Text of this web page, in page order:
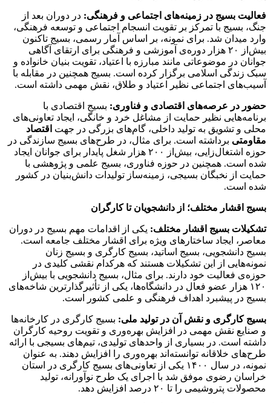
فعالیت بسیج در زمینه‌های اجتماعی و فرهنگی: در دوران بعد از
جنگ، بسیج با تمرکز بر تقویت انسجام اجتماعی و توسعه فرهنگی،
وارد میدان شد. برای نمونه، بر اساس آمار رسمی، بسیج تاکنون
بیش‌از ۲۰ هزار دوره‌ی آموزشی و فرهنگی برای ارتقای آگاهی
جوانان در موضوعاتی مانند مبارزه با اعتیاد، تقویت بنیان خانواده و
سبک زندگی اسلامی برگزار کرده است. بسیج همچنین در مقابله با
آسیب‌های اجتماعی نظیر اعتیاد و طلاق، نقش مهمی داشته است.
حضور در عرصه‌های اقتصادی و فناوری: بسیج اقتصادی با
برنامه‌هایی نظیر حمایت از مشاغل خرد و خانگی، ایجاد تعاونی‌های
محلی و تشویق به تولید داخلی، گام‌های بزرگی در جهت اقتصاد
مقاومتی برداشته است. برای مثال، در طرح‌های بسیج سازندگی در
حوزه اشتغال‌زایی، بیش‌از ۲۰۰ هزار شغل پایدار برای جوانان ایجاد
شده است. همچنین در حوزه فناوری، بسیج علمی و پژوهشی با
حمایت از نخبگان بسیجی، زمینه‌ساز تولیدات دانش‌بنیان در کشور
شده است.
بسیج اقشار مختلف؛ از دانشجویان تا کارگران
تشکیلات بسیج اقشار مختلف: یکی از اقدامات مهم بسیج در دوران
معاصر، ایجاد ساختارهای ویژه برای اقشار مختلف جامعه است.
بسیج دانشجویی، بسیج اساتید، بسیج کارگری و بسیج زنان
نمونه‌هایی از این تشکیلات هستند که هرکدام نقشی کلیدی در
حوزه‌ی فعالیت خود دارند. برای مثال، بسیج دانشجویی با بیش‌از
۱۲۰ هزار عضو فعال در دانشگاه‌ها، یکی از تأثیرگذارترین شاخه‌های
بسیج در پیشبرد اهداف فرهنگی و علمی کشور است.
بسیج کارگری و نقش آن در تولید ملی: بسیج کارگری در کارخانه‌ها
و صنایع نقش مهمی در افزایش بهره‌وری و تقویت روحیه کارگران
داشته است. در بسیاری از واحدهای تولیدی، تیم‌های بسیجی با ارائه
طرح‌های خلاقانه توانسته‌اند بهره‌وری را افزایش دهند. به عنوان
نمونه، در سال ۱۴۰۰ یکی از تعاونی‌های بسیج کارگری در استان
خراسان رضوی موفق شد با اجرای یک طرح نوآورانه، تولید
محصولات پتروشیمی را تا ۲۰ درصد افزایش دهد.